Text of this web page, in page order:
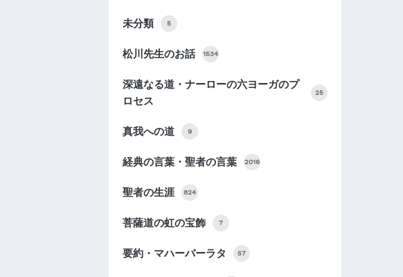
未分類 5
松川先生のお話 1534
深遠なる道・ナーローの六ヨーガのプ
ロセス
25
真我への道 9
経典の言葉・聖者の言葉 2016
聖者の生涯 824
菩薩道の虹の宝飾 7
要約・マハーバーラタ 57